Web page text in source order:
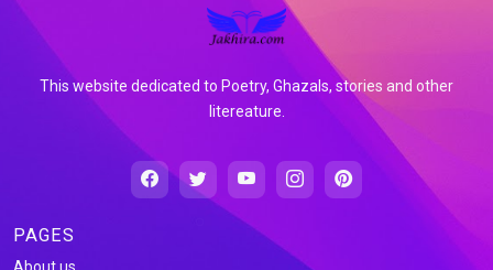
This website dedicated to Poetry, Ghazals, stories and other
litereature.
PAGES